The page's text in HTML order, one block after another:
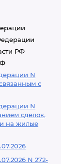
РФ
N
с
N
сделок,
на жилые
N 272-